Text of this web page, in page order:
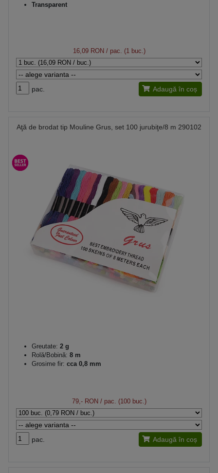
Transparent
16,09 RON/ pac. (1 buc.)
pac. Adaugă în coș
Aţă de brodat tip Mouline Grus, set 100 jurubiţe/8 m 290102
Greutate: 2 g
Rolă/Bobină: 8 m
Grosime fir: cca 0,8 mm
79,- RON / pac. (100 buc.)
pac. Adaugă în coș